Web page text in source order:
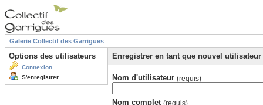
Galerie Collectif des Garrigues
Options des utilisateurs
Connexion
S'enregistrer
Enregistrer en tant que nouvel utilisateur
Nom d'utilisateur (requis)
Nom complet (requis)